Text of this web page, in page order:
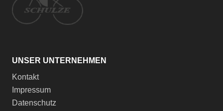
UNSER UNTERNEHMEN
Kontakt
Impressum
Datenschutz